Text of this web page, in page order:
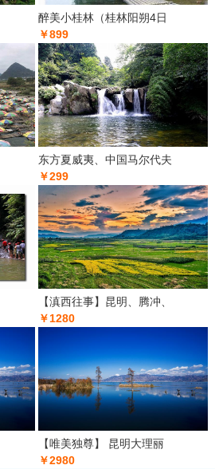
醉美小桂林（桂林阳朔4日
￥899
东方夏威夷、中国马尔代夫
￥299
【滇西往事】昆明、腾冲、
￥1280
【唯美独尊】 昆明大理丽
￥2980